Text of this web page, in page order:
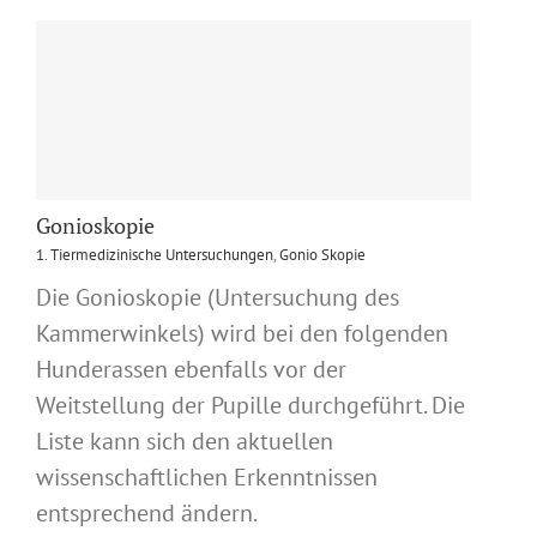
Gonioskopie
1. Tiermedizinische Untersuchungen,Gonio Skopie
Die Gonioskopie (Untersuchung des
Kammerwinkels) wird bei den folgenden
Hunderassen ebenfalls vor der
Weitstellung der Pupille durchgeführt. Die
Liste kann sich den aktuellen
wissenschaftlichen Erkenntnissen
entsprechend ändern.